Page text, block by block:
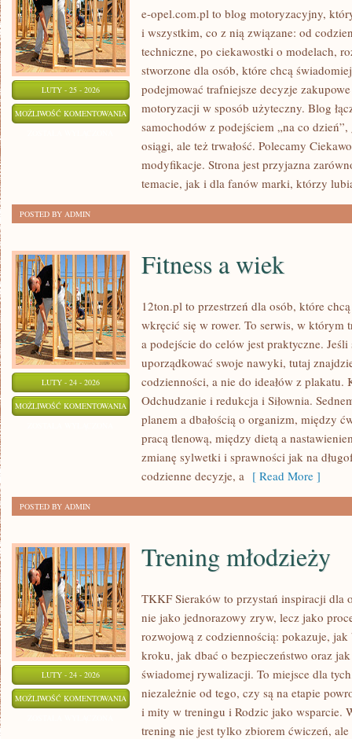
LUTY - 25 - 2026
MOŻLIWOŚĆ KOMENTOWANIA CIEKAWOSTKI
OPLU
e-opel.com.pl to blog motoryzacyjny,
i wszystkim, co z nią związane: od
techniczne, po ciekawostki o modelach,
stworzone dla osób, które chcą
podejmować trafniejsze decyzje
motoryzacji w sposób użyteczny. Blog
samochodów z podejściem „na co
osiągi, ale też trwałość. Polecamy
modyfikacje. Strona jest przyjazna
temacie, jak i dla fanów marki, którzy
POSTED BY ADMIN
LUTY - 24 - 2026
MOŻLIWOŚĆ KOMENTOWANIA FITNESS
WIEK
Fitness a wiek
12ton.pl to przestrzeń dla osób, które
wkręcić się w rower. To serwis, w którym
a podejście do celów jest praktyczne.
uporządkować swoje nawyki, tutaj
codzienności, a nie do ideałów z plakatu.
Odchudzanie i redukcja i Siłownia.
planem a dbałością o organizm, między
pracą tlenową, między dietą a
zmianę sylwetki i sprawności jak na
codzienne decyzje, a [ Read More ]
POSTED BY ADMIN
LUTY - 24 - 2026
MOŻLIWOŚĆ KOMENTOWANIA TRENING
MŁODZIEŻY
Trening młodzieży
TKKF Sieraków to przystań inspiracji dla
nie jako jednorazowy zryw, lecz jako
rozwojową z codziennością: pokazuje,
kroku, jak dbać o bezpieczeństwo oraz
świadomej rywalizacji. To miejsce dla
niezależnie od tego, czy są na etapie
i mity w treningu i Rodzic jako wsparcie.
trening nie jest tylko zbiorem ćwiczeń,